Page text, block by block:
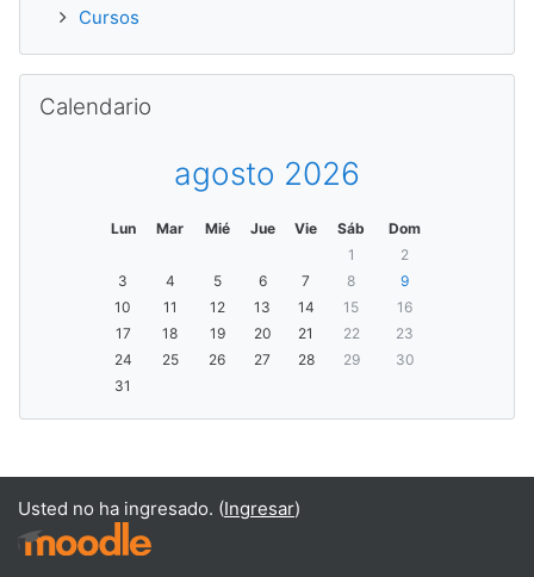
Cursos
Calendario
agosto 2026
Lun Mar Mié Jue Vie Sáb
Dom
1
2
3
4 5 6 7 8
9
10
11 12 13 14 15
16
17
18 19 20 21 22
23
24
25 26 27 28 29
30
31
Usted no ha ingresado. (Ingresar)